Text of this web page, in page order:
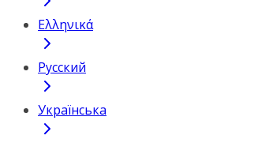
Ελληνικά
Русский
Українська